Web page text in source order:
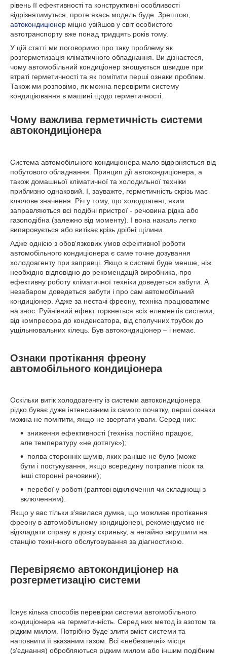
рівень її ефективності та конструктивні особливості
відрізнятимуться, проте якась модель буде. Зрештою,
автокондиціонер міцно увійшов у світ особистого
автотранспорту вже понад тридцять років тому.
У цій статті ми поговоримо про таку проблему як
розгерметизація кліматичного обладнання. Ви дізнаєтеся,
чому автомобільний кондиціонер зношується швидше при
втраті герметичності та як помітити перші ознаки проблем.
Також ми розповімо, як можна перевірити систему
кондиціювання в машині щодо герметичності.
Чому важлива герметичність системи
автокондиціонера
Система автомобільного кондиціонера мало відрізняється від
побутового обладнання. Принцип дії автокондиціонера, а
також домашньої кліматичної та холодильної техніки
приблизно однаковий. І, зауважте, герметичність скрізь має
ключове значення. Річ у тому, що холодоагент, яким
заправляються всі подібні пристрої - речовина рідка або
газоподібна (залежно від моменту). І вона нажаль легко
випаровується або витікає крізь дрібні щілини.
Адже однією з обов'язкових умов ефективної роботи
автомобільного кондиціонера є саме точне дозування
холодоагенту при заправці. Якщо в системі буде менше, ніж
необхідно відповідно до рекомендацій виробника, про
ефективну роботу кліматичної техніки доведеться забути. А
незабаром доведеться забути і про сам автомобільний
кондиціонер. Адже за нестачі фреону, техніка працюватиме
на знос. Руйнівний ефект торкнеться всіх елементів системи,
від компресора до конденсатора, від сполучних трубок до
ущільнювальних кілець. Був автокондиціонер – і немає.
Ознаки протікання фреону
автомобільного кондиціонера
Оскільки витік холодоагенту із системи автокондиціонера
рідко буває дуже інтенсивним із самого початку, перші ознаки
можна не помітити, якщо не звертати уваги. Серед них:
зниження ефективності (техніка постійно працює,
але температуру «не дотягує»);
поява сторонніх шумів, яких раніше не було (може
бути і постукування, якщо всередину потрапив пісок та
інші сторонні речовини);
перебої у роботі (раптові відключення чи складнощі з
включенням).
Якщо у вас тільки з'явилася думка, що можливе протікання
фреону в автомобільному кондиціонері, рекомендуємо не
відкладати справу в довгу скриньку, а негайно вирушити на
станцію технічного обслуговування за діагностикою.
Перевіряємо автокондиціонер на
розгерметизацію системи
Існує кілька способів перевірки системи автомобільного
кондиціонера на герметичність. Серед них метод із азотом та
рідким милом. Потрібно буде злити вміст системи та
наповнити її вказаним газом. Всі «небезпечні» місця
(з'єднання) обробляються рідким милом або іншим подібним